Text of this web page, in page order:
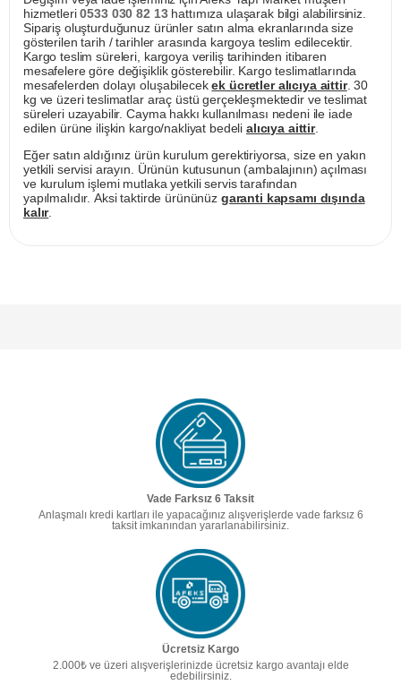
hizmetleri0533 030 82 13hattımıza ulaşarak bilgi alabilirsiniz.
Sipariş oluşturduğunuz ürünler satın alma ekranlarında size
gösterilen tarih / tarihler arasında kargoya teslim edilecektir.
Kargo teslim süreleri, kargoya veriliş tarihinden itibaren
mesafelere göre değişiklik gösterebilir. Kargo teslimatlarında
mesafelerden dolayı oluşabilecekek ücretler alıcıya aittir. 30
kg ve üzeri teslimatlar araç üstü gerçekleşmektedir ve teslimat
süreleri uzayabilir. Cayma hakkı kullanılması nedeni ile iade
edilen ürüne ilişkin kargo/nakliyat bedeli alıcıya aittir.
Eğer satın aldığınız ürün kurulum gerektiriyorsa, size en yakın
yetkili servisi arayın. Ürünün kutusunun (ambalajının) açılması
ve kurulum işlemi mutlaka yetkili servis tarafından
yapılmalıdır. Aksi taktirde ürününüz garanti kapsamı dışında
kalır.
Vade Farksız 6 Taksit
Anlaşmalı kredi kartları ile yapacağınız alışverişlerde vade farksız 6
taksit imkanından yararlanabilirsiniz.
Ücretsiz Kargo
2.000₺ ve üzeri alışverişlerinizde ücretsiz kargo avantajı elde
edebilirsiniz.